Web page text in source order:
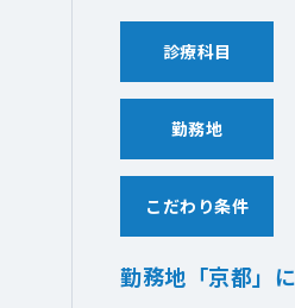
診療科目
勤務地
こだわり条件
勤務地「京都」